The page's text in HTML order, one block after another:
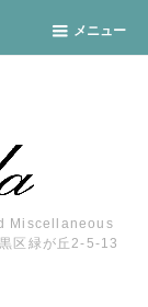
メニュー
Miscellaneous
区緑が丘2-5-13